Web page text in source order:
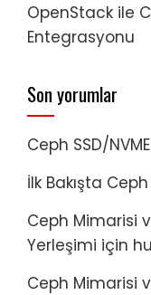
OpenStack ile
Entegrasyonu
Son yorumlar
Ceph SSD/
İlk Bakışta Ceph
Ceph Mimarisi
Yerleşimi için
Ceph Mimarisi